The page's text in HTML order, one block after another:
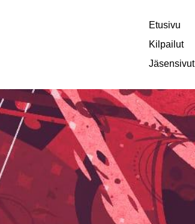
Etusivu
Kilpailut
Jäsensivut